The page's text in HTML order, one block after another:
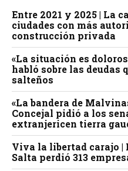
Entre 2021 y 2025 | La
ciudades con más
construcción privada
«La situación es
habló sobre las deudas
salteños
«La bandera de
Concejal pidió a los
extranjericen tierra
Viva la libertad carajo
Salta perdió 313